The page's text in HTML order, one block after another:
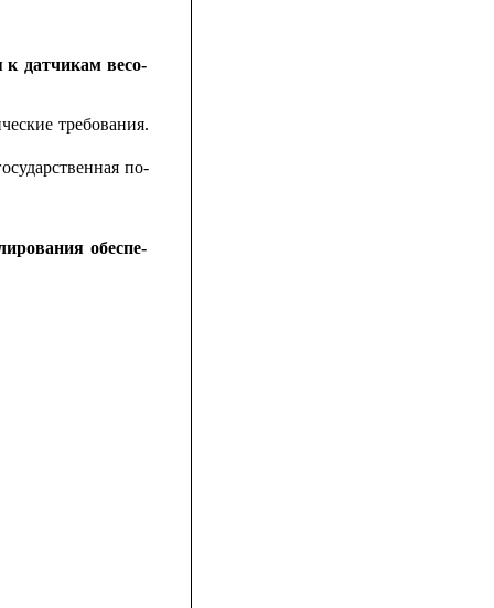
к датчикам весо-
требования.
по-
обеспе-